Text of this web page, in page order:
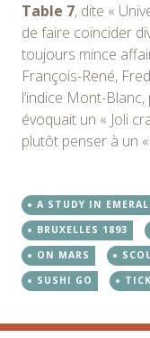
Table 7, dite «
de faire coïncider
toujours mince
François-René,
l’indice Mont-
évoquait un « Joli
plutôt penser à un
A STUDY IN
BRUXELLES 1893
ON MARS
SUSHI GO